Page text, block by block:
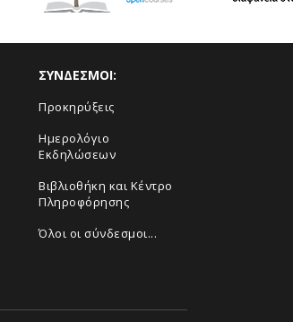
ΣΥΝΔΕΣΜΟΙ:
Προκηρύξεις
Ημερολόγιο
Εκδηλώσεων
Βιβλιοθήκη και Κέντρο
Πληροφόρησης
Όλοι οι σύνδεσμοι...